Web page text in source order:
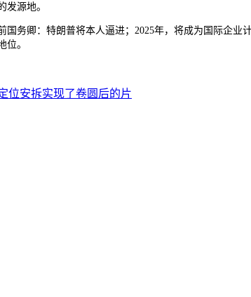
源地。
卿：特朗普将本人逼进；2025年，将成为国际企业
位。
位安拆实现了卷圆后的片